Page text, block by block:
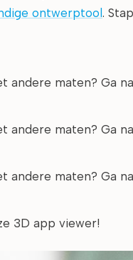
ontwerptool .
andere maten? Ga
andere maten? Ga
andere maten? Ga
3D app viewer!​